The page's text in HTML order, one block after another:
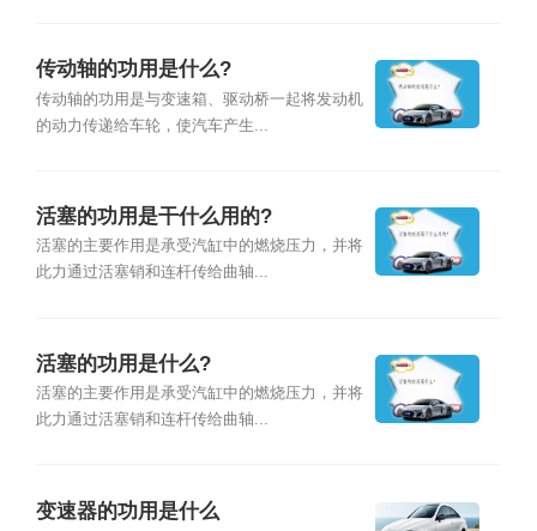
传动轴的功用是什么?
传动轴的功用是与变速箱、驱动桥一起将发动机
的动力传递给车轮，使汽车产生...
活塞的功用是干什么用的?
活塞的主要作用是承受汽缸中的燃烧压力，并将
此力通过活塞销和连杆传给曲轴...
活塞的功用是什么?
活塞的主要作用是承受汽缸中的燃烧压力，并将
此力通过活塞销和连杆传给曲轴...
变速器的功用是什么